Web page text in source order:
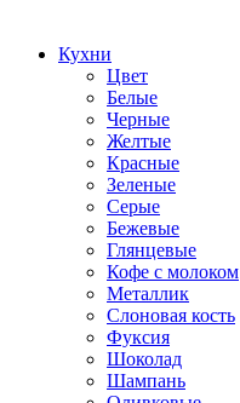
Кухни
Цвет
Белые
Черные
Желтые
Красные
Зеленые
Серые
Бежевые
Глянцевые
Кофе с молоком
Металлик
Слоновая кость
Фуксия
Шоколад
Шампань